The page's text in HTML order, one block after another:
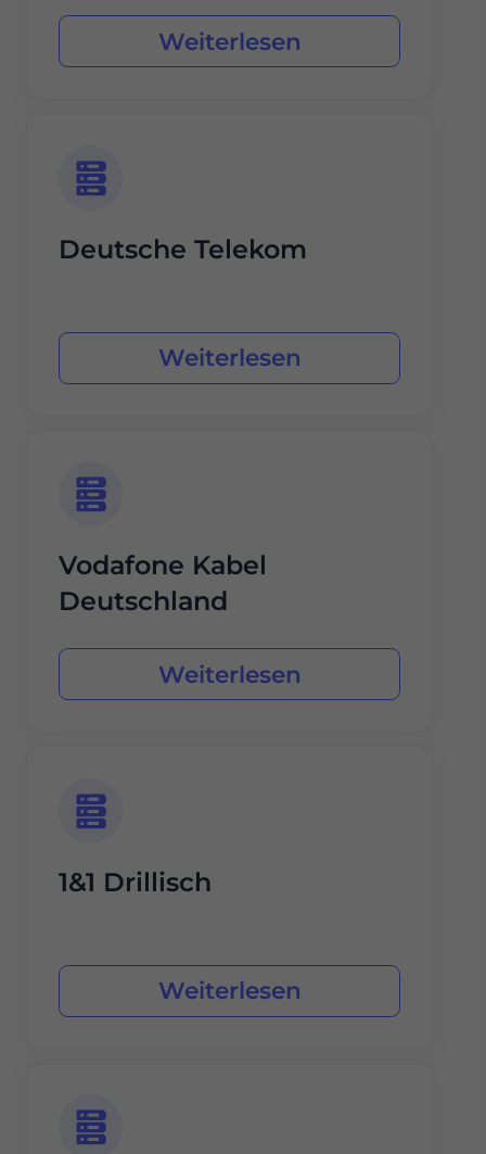
Weiterlesen
Deutsche Telekom
Weiterlesen
Vodafone Kabel
Deutschland
Weiterlesen
1&1 Drillisch
Weiterlesen